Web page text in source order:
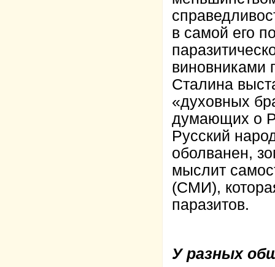
в самой его
виновниками
Сталина
«духовных
думающих о
Русский
оболванен,
мыслит
(СМИ),
паразитов.
У разных